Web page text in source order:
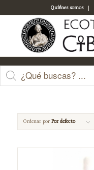
Quiénes somos
magnesio
Ordenar porPor defecto